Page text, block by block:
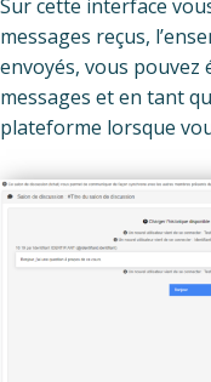
Sur cette interface
messages reçus,
envoyés, vous pouvez
messages et en tant
plateforme lorsque